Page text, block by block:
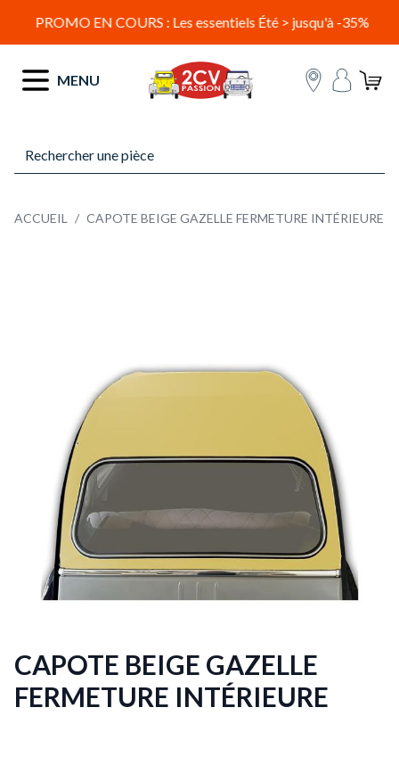
PROMO EN COURS : Les essentiels Été > jusqu'à -35%
MENU
ACCUEIL / CAPOTE BEIGE GAZELLE FERMETURE INTÉRIEURE
CAPOTE BEIGE GAZELLE
FERMETURE INTÉRIEURE